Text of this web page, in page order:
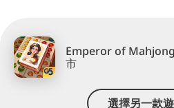
Emperor of
市
選擇另一款